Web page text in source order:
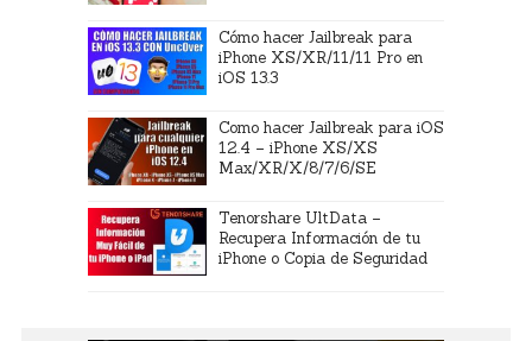
Cómo hacer Jailbreak para
iPhone XS/XR/11/11 Pro en
iOS 13.3
Como hacer Jailbreak para iOS
12.4 – iPhone XS/XS
Max/XR/X/8/7/6/SE
Tenorshare UltData –
Recupera Información de tu
iPhone o Copia de Seguridad